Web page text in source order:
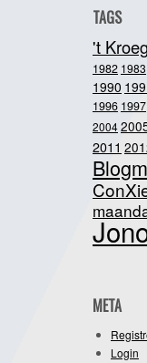
TAGS
't
1982 1983
1990
1996 1997
2004
2011
META
Login